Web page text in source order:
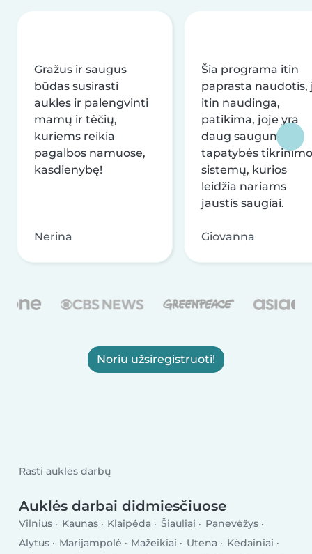
Gražus ir saugus
būdas susirasti
aukles ir palengvinti
mamų ir tėčių,
kuriems reikia
pagalbos namuose,
kasdienybę!
Nerina
Šia programa itin
paprasta naudotis,
itin naudinga,
patikima, joje yra
daug saugumo ir
tapatybės tikrinimo
sistemų, kurios
leidžia nariams
jaustis saugiai.
Giovanna
Noriu užsiregistruoti!
Rasti auklės darbų
Auklės darbai didmiesčiuose
Vilnius Kaunas Klaipėda Šiauliai
Panevėžys
Alytus
Marijampolė Mažeikiai Utena
Kėdainiai